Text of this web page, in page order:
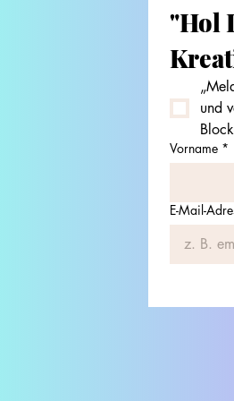
"Hol
und
Vorname *
E-Mail-